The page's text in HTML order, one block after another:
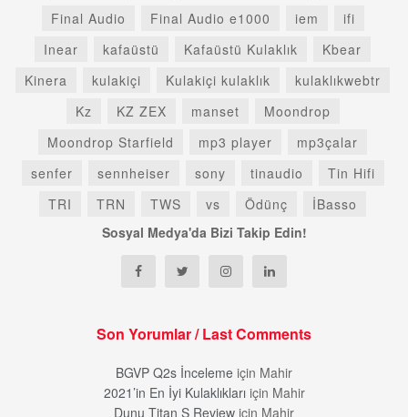
Final Audio
Final Audio e1000 iem
ifi
Inear
kafaüstü Kafaüstü Kulaklık
Kbear
Kinera
kulakiçi Kulakiçi kulaklık
kulaklıkwebtr
Kz
KZ ZEX manset
Moondrop
Moondrop Starfield
mp3 player
mp3çalar
senfer
sennheiser sony tinaudio
Tin Hifi
TRI
TRN TWS vs Ödünç
İBasso
Sosyal Medya'da Bizi Takip Edin!
Son Yorumlar / Last Comments
BGVP Q2s İnceleme için Mahir
2021’in En İyi Kulaklıkları için Mahir
Dunu Titan S Review için Mahir